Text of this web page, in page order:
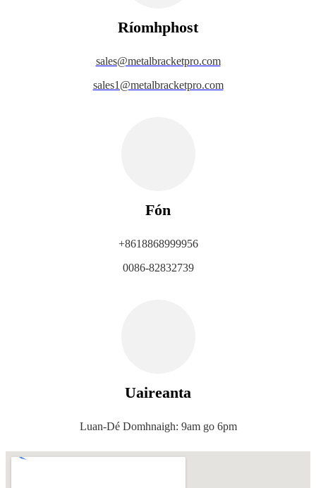
Ríomhphost
sales@metalbracketpro.com
sales1@metalbracketpro.com
Fón
+8618868999956
0086-82832739
Uaireanta
Luan-Dé Domhnaigh: 9am go 6pm